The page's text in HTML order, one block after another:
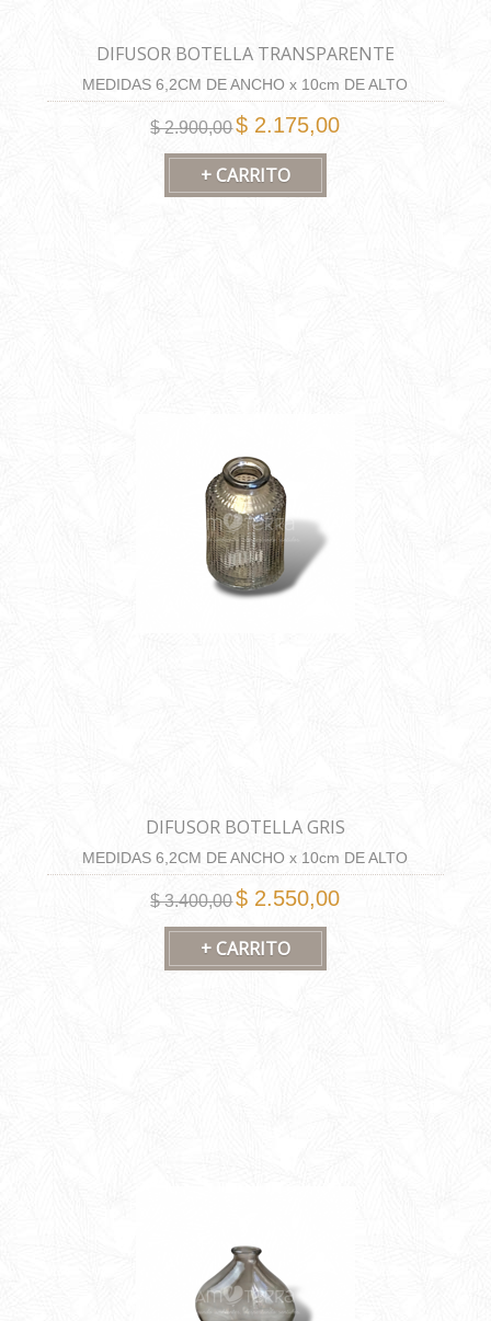
DIFUSOR BOTELLA TRANSPARENTE
MEDIDAS 6,2CM DE ANCHO x 10cm DE ALTO
CAPACIDAD 175ML
$ 2.900,00$ 2.175,00
DIFUSOR BOTELLA GRIS
MEDIDAS 6,2CM DE ANCHO x 10cm DE ALTO
CAPACIDAD 175ML
$ 3.400,00$ 2.550,00